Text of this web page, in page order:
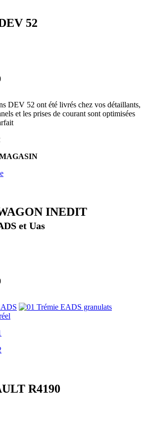
52
DEV 52 ont été livrés chez vos détaillants,
et les prises de courant sont optimisées
INEDIT
et Uas
R4190